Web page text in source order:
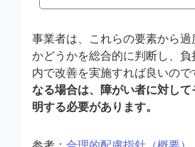
事業者は、これらの要素から過
かどうかを総合的に判断し、負
内で改善を実施すれば良いので
なる場合は、障がい者に対し
明する必要があります。